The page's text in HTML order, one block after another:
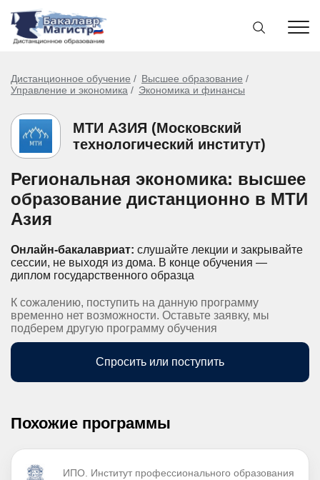
Дистанционное обучение
Высшее образование
Управление и экономика
Экономика и финансы
МТИ АЗИЯ (Московский
технологический институт)
Региональная экономика: высшее
образование дистанционно в МТИ
Азия
Онлайн-бакалавриат: слушайте лекции и закрывайте
сессии, не выходя из дома. В конце обучения —
диплом государственного образца
К сожалению, поступить на данную программу
временно нет возможности. Оставьте заявку, мы
подберем другую программу обучения
Спросить или поступить
Похожие программы
ИПО. Институт профессионального образования